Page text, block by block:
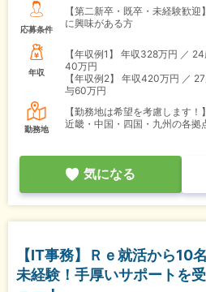
応募条件
【第二新卒・既卒・未経験歓
に興味がある方
年収
【年収例1】
年収328万円 ／
40万円
【年収例2】
年収420万円 ／
与60万円
勤務地
【勤務地は希望を考慮します
近畿・中国・四国・九州の各拠
気になる
【IT事務】Ｒｅ就活から10
未経験！手厚いサポートを